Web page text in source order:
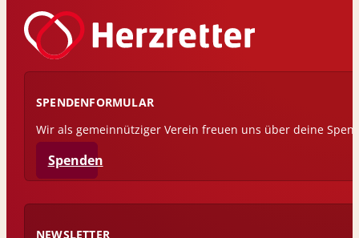
NEWSLETTER
SPENDENFORMULAR
Wir als gemeinnütziger Verein freuen uns über deine
Spenden